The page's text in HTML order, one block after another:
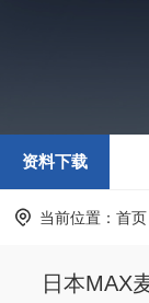
资料下载
当前位置： 首页
日本MAX